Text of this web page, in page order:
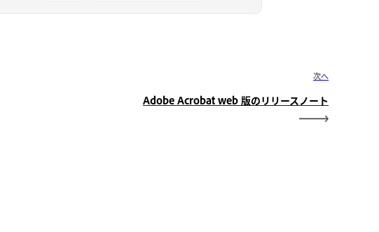
次へ
Adobe Acrobat web 版のリリースノート